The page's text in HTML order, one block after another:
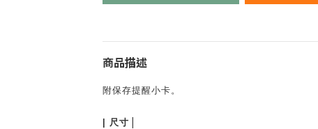
商品描述
附保存提醒小卡。
尺寸 |